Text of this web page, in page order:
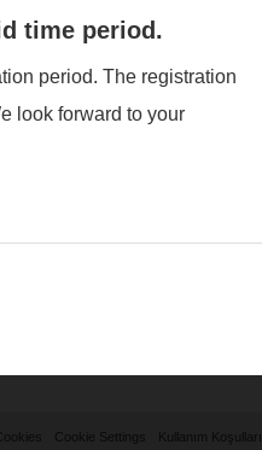
time period.
period. The registration
look forward to your
Cookies Cookie Settings Kullanım Koşulları